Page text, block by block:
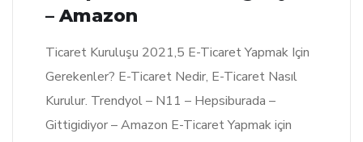
– Amazon
Ticaret Kuruluşu 2021,5 E-Ticaret Yapmak Için
Gerekenler? E-Ticaret Nedir, E-Ticaret Nasıl
Kurulur. Trendyol – N11 – Hepsiburada –
Gittigidiyor – Amazon E-Ticaret Yapmak için